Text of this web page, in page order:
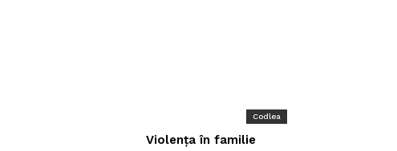
Codlea
Violența în familie